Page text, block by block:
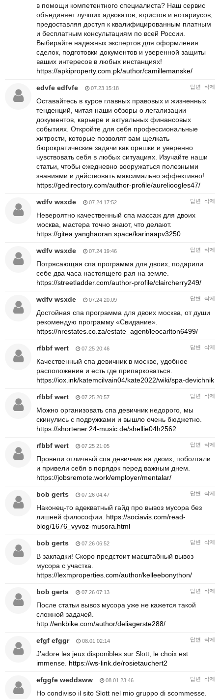
в помощи компетентного специалиста? Наш сервис
объединяет лучших адвокатов, юристов и нотариусов,
предоставляя доступ к квалифицированным платным
и бесплатным консультациям по всей России.
Выбирайте надежных экспертов для оформления
сделок, подготовки документов и уверенной защиты
ваших интересов в любых инстанциях!
https://apkiproperty.com.pk/author/camillemanske/
edvfe edfvfe 07.23 15:18 답변 삭제
Оставайтесь в курсе главных правовых и жизненных
тенденций, читая наши обзоры о легализации
документов, карьере и актуальных финансовых
событиях. Откройте для себя профессиональные
хитрости, которые позволят вам щелкать
бюрократические задачи как орешки и уверенно
чувствовать себя в любых ситуациях. Изучайте наши
статьи, чтобы ежедневно вооружаться полезными
знаниями и действовать максимально эффективно!
https://gedirectory.com/author-profile/aurelioogles47/
wdfv wsxde 07.24 17:52 답변 삭제
Невероятно качественный спа массаж для двоих
москва, мастера точно знают, что делают.
https://gitea.yanghaoran.space/karinaapv3250
wdfv wsxde 07.24 19:46 답변 삭제
Потрясающая спа программа для двоих, подарили
себе два часа настоящего рая на земле.
https://streetladder.com/author-profile/claircherry249/
wdfv wsxde 07.24 20:09 답변 삭제
Достойная спа программа для двоих москва, от души
рекомендую программу «Свидание».
https://nrestates.co.za/estate_agent/leocarlton6499/
rfbbf wert 07.25 20:46 답변 삭제
Качественный спа девичник в москве, удобное
расположение и есть где припарковаться.
https://iox.ink/katemcilvain04/kate2022/wiki/spa-devichnik
rfbbf wert 07.25 20:57 답변 삭제
Можно организовать спа девичник недорого, мы
скинулись с подружками и вышло очень бюджетно.
https://shortener.24-music.de/shellie04h2562
rfbbf wert 07.25 21:05 답변 삭제
Провели отличный спа девичник на двоих, поболтали
и привели себя в порядок перед важным днем.
https://jobsremote.work/employer/mentalar/
bob gerts 07.26 04:47 답변 삭제
Наконец-то адекватный гайд про вывоз мусора без
лишней философии. https://sociavis.com/read-
blog/1676_vyvoz-musora.html
bob gerts 07.26 06:52 답변 삭제
В закладки! Скоро предстоит масштабный вывоз
мусора с участка.
https://lexmproperties.com/author/kelleebonython/
bob gerts 07.26 07:13 답변 삭제
После статьи вывоз мусора уже не кажется такой
сложной задачей.
http://enkbike.com/author/deliagerste288/
efgf efggr 08.01 02:14 답변 삭제
J'adore les jeux disponibles sur Slott, le choix est
immense. https://ws-link.de/rosietauchert2
efggfe weddsww 08.01 23:46 답변 삭제
Ho condiviso il sito Slott nel mio gruppo di scommesse.